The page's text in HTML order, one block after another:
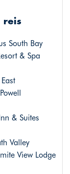
reis
South Bay
& Spa
& Suites
Valley
View Lodge